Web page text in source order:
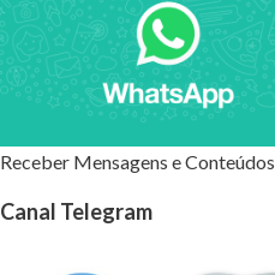
Receber Mensagens e Conteúdos
Canal Telegram